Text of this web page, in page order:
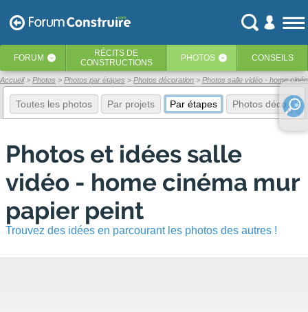
FORUM ‹ RÉCITS DE
CONSTRUCTIONS
PHOTOS ‹ CONSEILS
Accueil Photos Photos par étapes Photos décoration Photos salle vidéo - home
Toutes les photos Par projets Par étapes Photos déco
Photos et idées salle
vidéo - home cinéma mur
papier peint
Trouvez des idées en parcourant les photos des autres !